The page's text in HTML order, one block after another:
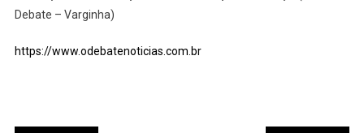
Debate – Varginha)
https://www.odebatenoticias.com.br